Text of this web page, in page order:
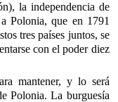
la independencia de
Polonia, que en 1791
tres países juntos, se
con el poder diez
mantener, y lo será
Polonia. La burguesía